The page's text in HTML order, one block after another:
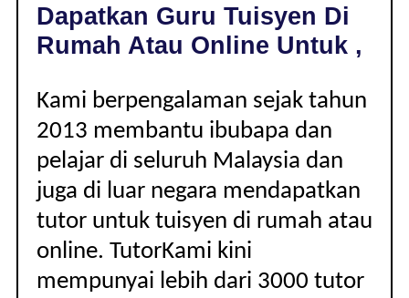
Dapatkan Guru Tuisyen Di
Rumah Atau Online Untuk ,
Kami berpengalaman sejak tahun
2013 membantu ibubapa dan
pelajar di seluruh Malaysia dan
juga di luar negara mendapatkan
tutor untuk tuisyen di rumah atau
online. TutorKami kini
mempunyai lebih dari 3000 tutor